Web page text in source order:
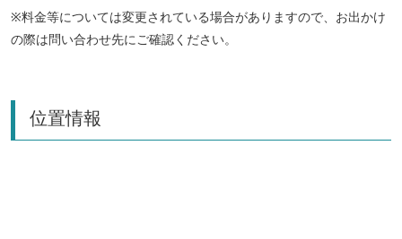
※料金等については変更されている場合がありますので、お出かけ
の際は問い合わせ先にご確認ください。
位置情報